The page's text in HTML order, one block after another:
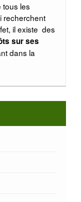
tous les
recherchent
il existe des
sur ses
dans la